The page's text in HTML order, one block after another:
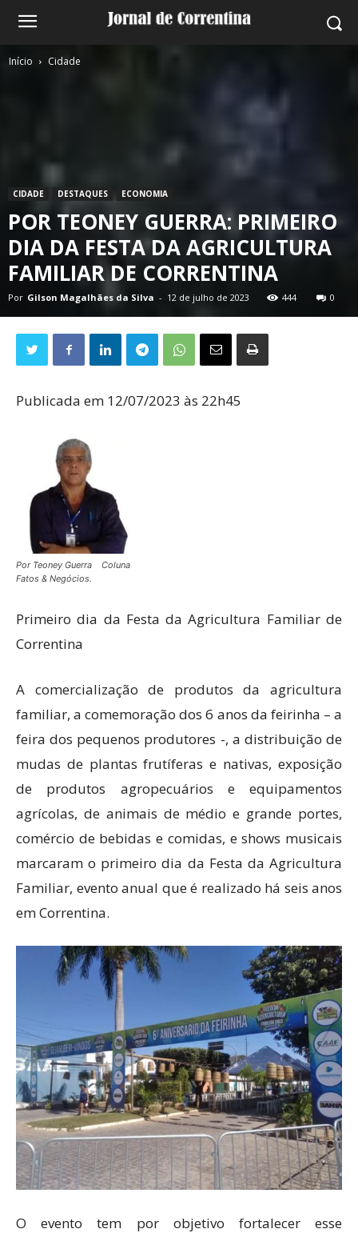
Início Cidade
CIDADE DESTAQUES ECONOMIA
POR TEONEY GUERRA: PRIMEIRO
DIA DA FESTA DA AGRICULTURA
FAMILIAR DE CORRENTINA
Por Gilson Magalhães da Silva - 12 de julho de 2023 444 0
Publicada em 12/07/2023 às 22h45
Por Teoney Guerra Coluna
Fatos & Negócios.
Primeiro dia da Festa da Agricultura Familiar de
Correntina
A comercialização de produtos da agricultura
familiar, a comemoração dos 6 anos da feirinha – a
feira dos pequenos produtores -, a distribuição de
mudas de plantas frutíferas e nativas, exposição
de produtos agropecuários e equipamentos
agrícolas, de animais de médio e grande portes,
comércio de bebidas e comidas, e shows musicais
marcaram o primeiro dia da Festa da Agricultura
Familiar, evento anual que é realizado há seis anos
em Correntina.
O evento tem por objetivo fortalecer esse